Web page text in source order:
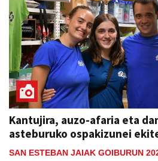
Kantujira, auzo-afaria eta
asteburuko ospakizunei
SAN ESTEBAN JAIAK GOIBURUN